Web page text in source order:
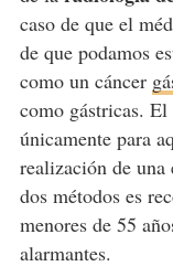
caso de que el
de que podamos
como un cáncer
como gástricas.
únicamente para
realización de una
dos métodos es
menores de 55
alarmantes.